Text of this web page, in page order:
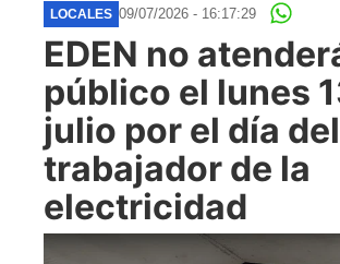
LOCALES 09/07/2026 - 16:17:29
EDEN no
público el lunes
julio por el día del
trabajador de la
electricidad